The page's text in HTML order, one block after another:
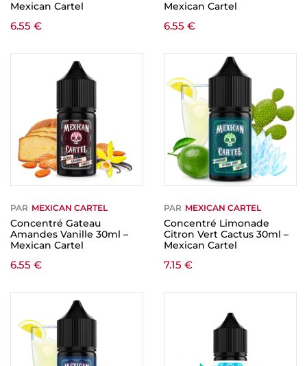
Mexican Cartel
6.55 €
Mexican Cartel
6.55 €
PAR MEXICAN CARTEL
Concentré Gateau
Amandes Vanille 30ml –
Mexican Cartel
6.55 €
PAR MEXICAN CARTEL
Concentré Limonade
Citron Vert Cactus 30ml –
Mexican Cartel
7.15 €